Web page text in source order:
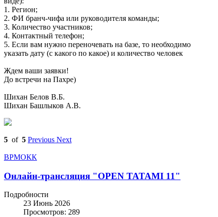
1. Регион;
2. ФИ бранч-чифа или руководителя команды;
3. Количество участников;
4. Контактный телефон;
5. Если вам нужно переночевать на базе, то необходимо
указать дату (с какого по какое) и количество человек
Ждем ваши заявки!
До встречи на Пахре)
Шихан Белов В.Б.
Шихан Башлыков А.В.
5 of 5 Previous Next
ВРМОКК
Онлайн-трансляция "OPEN TATAMI 11"
Подробности
23 Июнь 2026
Просмотров: 289